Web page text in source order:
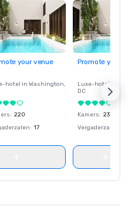
your venue
hotel in Washington,
: 220
: 17
Promote your
Luxe-hotel in
DC
Kamers: 237
Vergaderzalen